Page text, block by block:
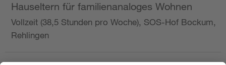
Hauseltern für familienanaloges Wohnen
Vollzeit (38,5 Stunden pro Woche), SOS-Hof Bockum,
Rehlingen